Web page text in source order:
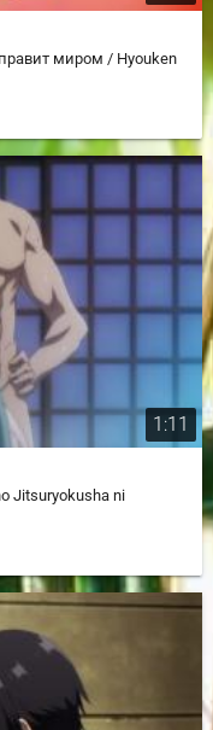
миром / Hyouken
1:11
Jitsuryokusha ni